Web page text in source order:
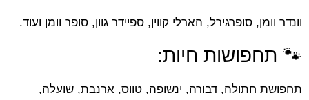
וונדר וומן, סופרגירל, הארלי קווין, ספיידר גוון, סופר וומן ועוד.
🐾 תחפושות חיות:
תחפושת חתולה, דבורה, ינשופה, טווס, ארנבת, שועלה,